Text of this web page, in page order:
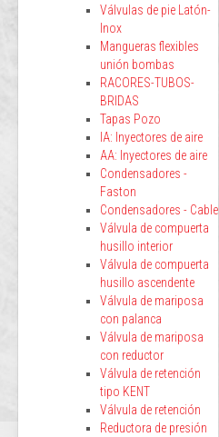
Válvulas de pie Latón-
Inox
Mangueras flexibles
unión bombas
RACORES-TUBOS-
BRIDAS
Tapas Pozo
IA: Inyectores de aire
AA: Inyectores de aire
Condensadores -
Faston
Condensadores - Cable
Válvula de compuerta
husillo interior
Válvula de compuerta
husillo ascendente
Válvula de mariposa
con palanca
Válvula de mariposa
con reductor
Válvula de retención
tipo KENT
Válvula de retención
Reductora de presión